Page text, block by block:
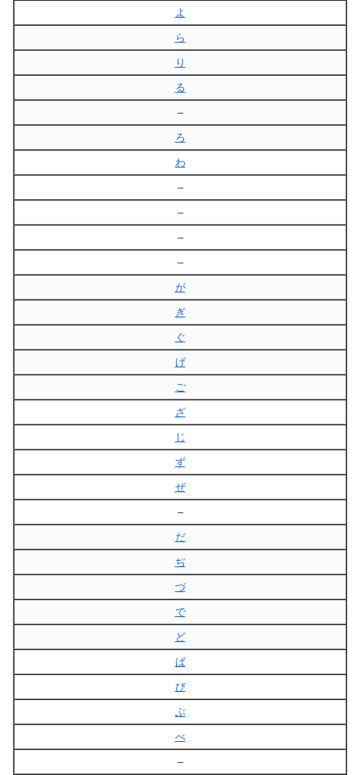
よ
ら
り
る
–
ろ
わ
–
–
–
–
が
ぎ
ぐ
げ
ご
ざ
じ
ず
ぜ
–
だ
ぢ
づ
で
ど
ば
び
ぶ
べ
–